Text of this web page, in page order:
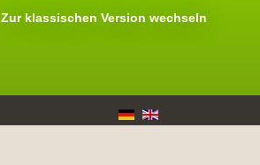
Zur klassischen Version wechseln